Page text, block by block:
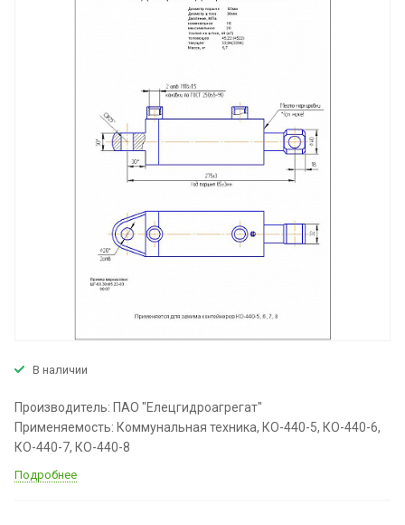
В наличии
Производитель: ПАО "Елецгидроагрегат"
Применяемость: Коммунальная техника, КО-440-5, КО-440-6,
КО-440-7, КО-440-8
Подробнее